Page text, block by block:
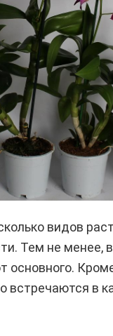
видов
Тем не
основного.
встречаются в